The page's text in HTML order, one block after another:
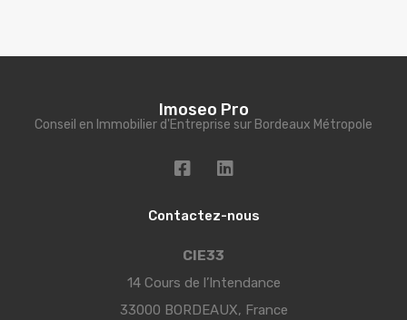
Imoseo Pro
Conseil en Immobilier d'Entreprise sur Bordeaux Métropole
Contactez-nous
CIE33
14 Cours de l’Intendance
33000 BORDEAUX, France